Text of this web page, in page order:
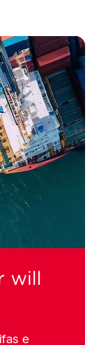
will
e